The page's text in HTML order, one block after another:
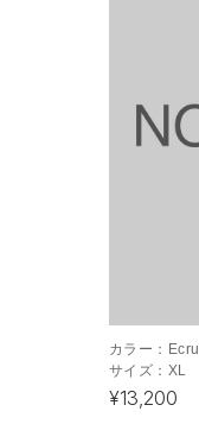
カラー： Ecru
サイズ： XL
¥13,200